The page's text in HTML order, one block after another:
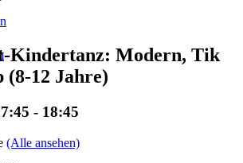
Kindertanz: Modern, Tik
(8-12 Jahre)
- 18:45
(Alle ansehen)